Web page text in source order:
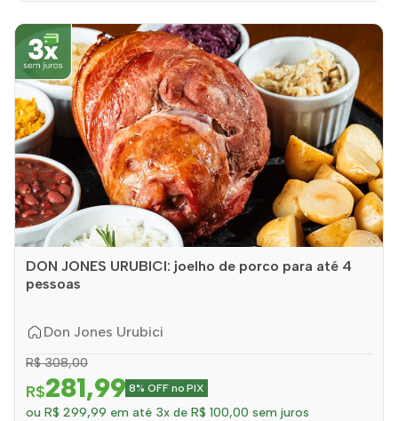
DON JONES URUBICI: joelho de porco para até 4
pessoas
Don Jones Urubici
R$ 308,00
R$281,99 8% OFF no PIX
ou R$ 299,99 em até 3x de R$ 100,00 sem juros